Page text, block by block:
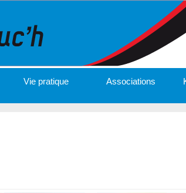
Vie pratique Associations